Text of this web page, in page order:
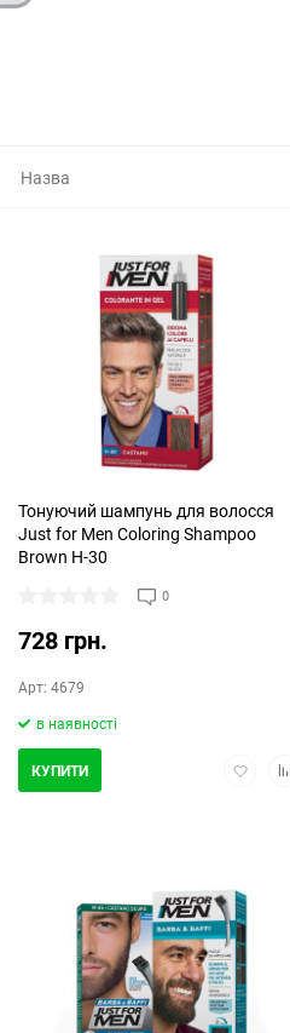
Назва
Тонуючий шампунь для волосся
Just for Men Coloring Shampoo
Brown H-30
0
728 грн.
Арт: 4679
в наявності
Додати
КУПИТИ